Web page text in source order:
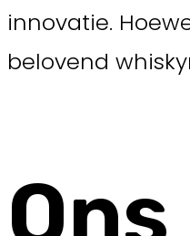
innovatie.
belovend